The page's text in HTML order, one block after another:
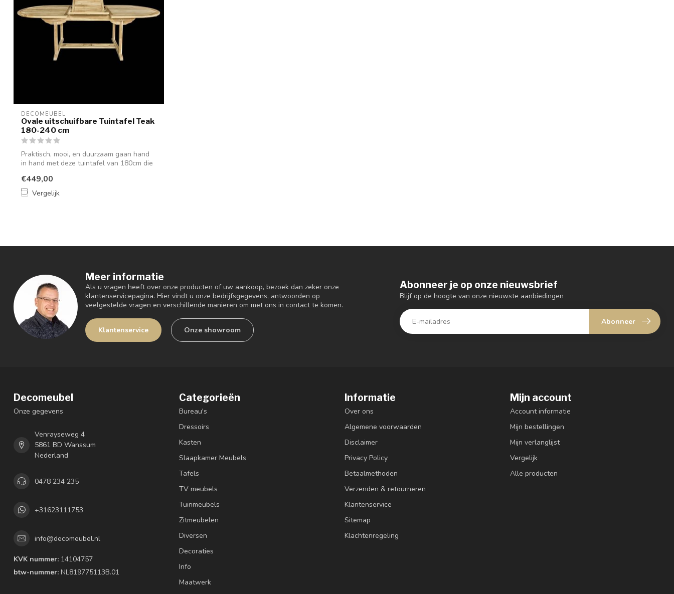
DECOMEUBEL
Ovale uitschuifbare Tuintafel Teak
180-240 cm
Praktisch, mooi, en duurzaam gaan hand
in hand met deze tuintafel van 180cm die
€449,00
Vergelijk
Meer informatie
Als u vragen heeft over onze producten of uw aankoop, bezoek dan zeker onze
klantenservicepagina. Hier vindt u onze bedrijfsgegevens, antwoorden op
veelgestelde vragen en verschillende manieren om met ons in contact te komen.
Klantenservice Onze showroom
Abonneer je op onze nieuwsbrief
Blijf op de hoogte van onze nieuwste aanbiedingen
Abonneer
Decomeubel
Onze gegevens
Venrayseweg 4
5861 BD Wanssum
Nederland
0478 234 235
+31623111753
info@decomeubel.nl
KVK nummer: 14104757
btw-nummer: NL819775113B.01
Categorieën
Bureau's
Dressoirs
Kasten
Slaapkamer Meubels
Tafels
TV meubels
Tuinmeubels
Zitmeubelen
Diversen
Decoraties
Info
Maatwerk
Informatie
Over ons
Algemene voorwaarden
Disclaimer
Privacy Policy
Betaalmethoden
Verzenden & retourneren
Klantenservice
Sitemap
Klachtenregeling
Mijn account
Account informatie
Mijn bestellingen
Mijn verlanglijst
Vergelijk
Alle producten